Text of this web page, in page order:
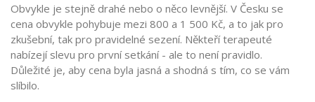
Obvykle je stejně drahé nebo o něco levnější. V Česku se
cena obvykle pohybuje mezi 800 a 1 500 Kč, a to jak pro
zkušební, tak pro pravidelné sezení. Někteří terapeuté
nabízejí slevu pro první setkání - ale to není pravidlo.
Důležité je, aby cena byla jasná a shodná s tím, co se vám
slíbilo.